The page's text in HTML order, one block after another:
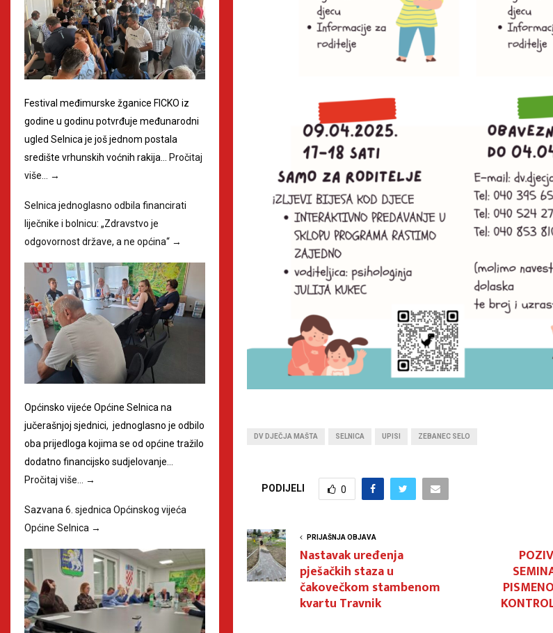
DV DJEČJA MAŠTA SELNICA UPISI ZEBANEC SELO
PODIJELI 0
PRIJAŠNJA OBJAVA
Nastavak uređenja
pješačkih staza u
čakovečkom stambenom
kvartu Travnik
Festival međimurske žganice FICKO iz
godine u godinu potvrđuje međunarodni
ugled Selnica je još jednom postala
središte vrhunskih voćnih rakija… Pročitaj
više… →
Selnica jednoglasno odbila financirati
liječnike i bolnicu: „Zdravstvo je
odgovornost države, a ne općina“ →
Općinsko vijeće Općine Selnica na
jučerašnjoj sjednici, jednoglasno je odbilo
oba prijedloga kojima se od općine tražilo
dodatno financijsko sudjelovanje…
Pročitaj više…
→
Sazvana 6. sjednica Općinskog vijeća
Općine Selnica →